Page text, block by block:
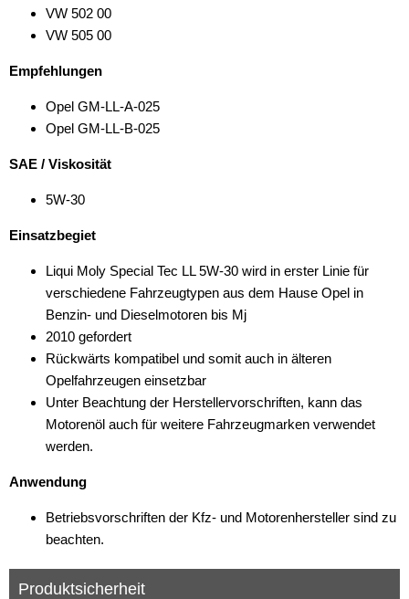
VW 502 00
VW 505 00
Empfehlungen
Opel GM-LL-A-025
Opel GM-LL-B-025
SAE / Viskosität
5W-30
Einsatzbegiet
Liqui Moly Special Tec LL 5W-30 wird in erster Linie für
verschiedene Fahrzeugtypen aus dem Hause Opel in
Benzin- und Dieselmotoren bis Mj
2010 gefordert
Rückwärts kompatibel und somit auch in älteren
Opelfahrzeugen einsetzbar
Unter Beachtung der Herstellervorschriften, kann das
Motorenöl auch für weitere Fahrzeugmarken verwendet
werden.
Anwendung
Betriebsvorschriften der Kfz- und Motorenhersteller sind zu
beachten.
Produktsicherheit